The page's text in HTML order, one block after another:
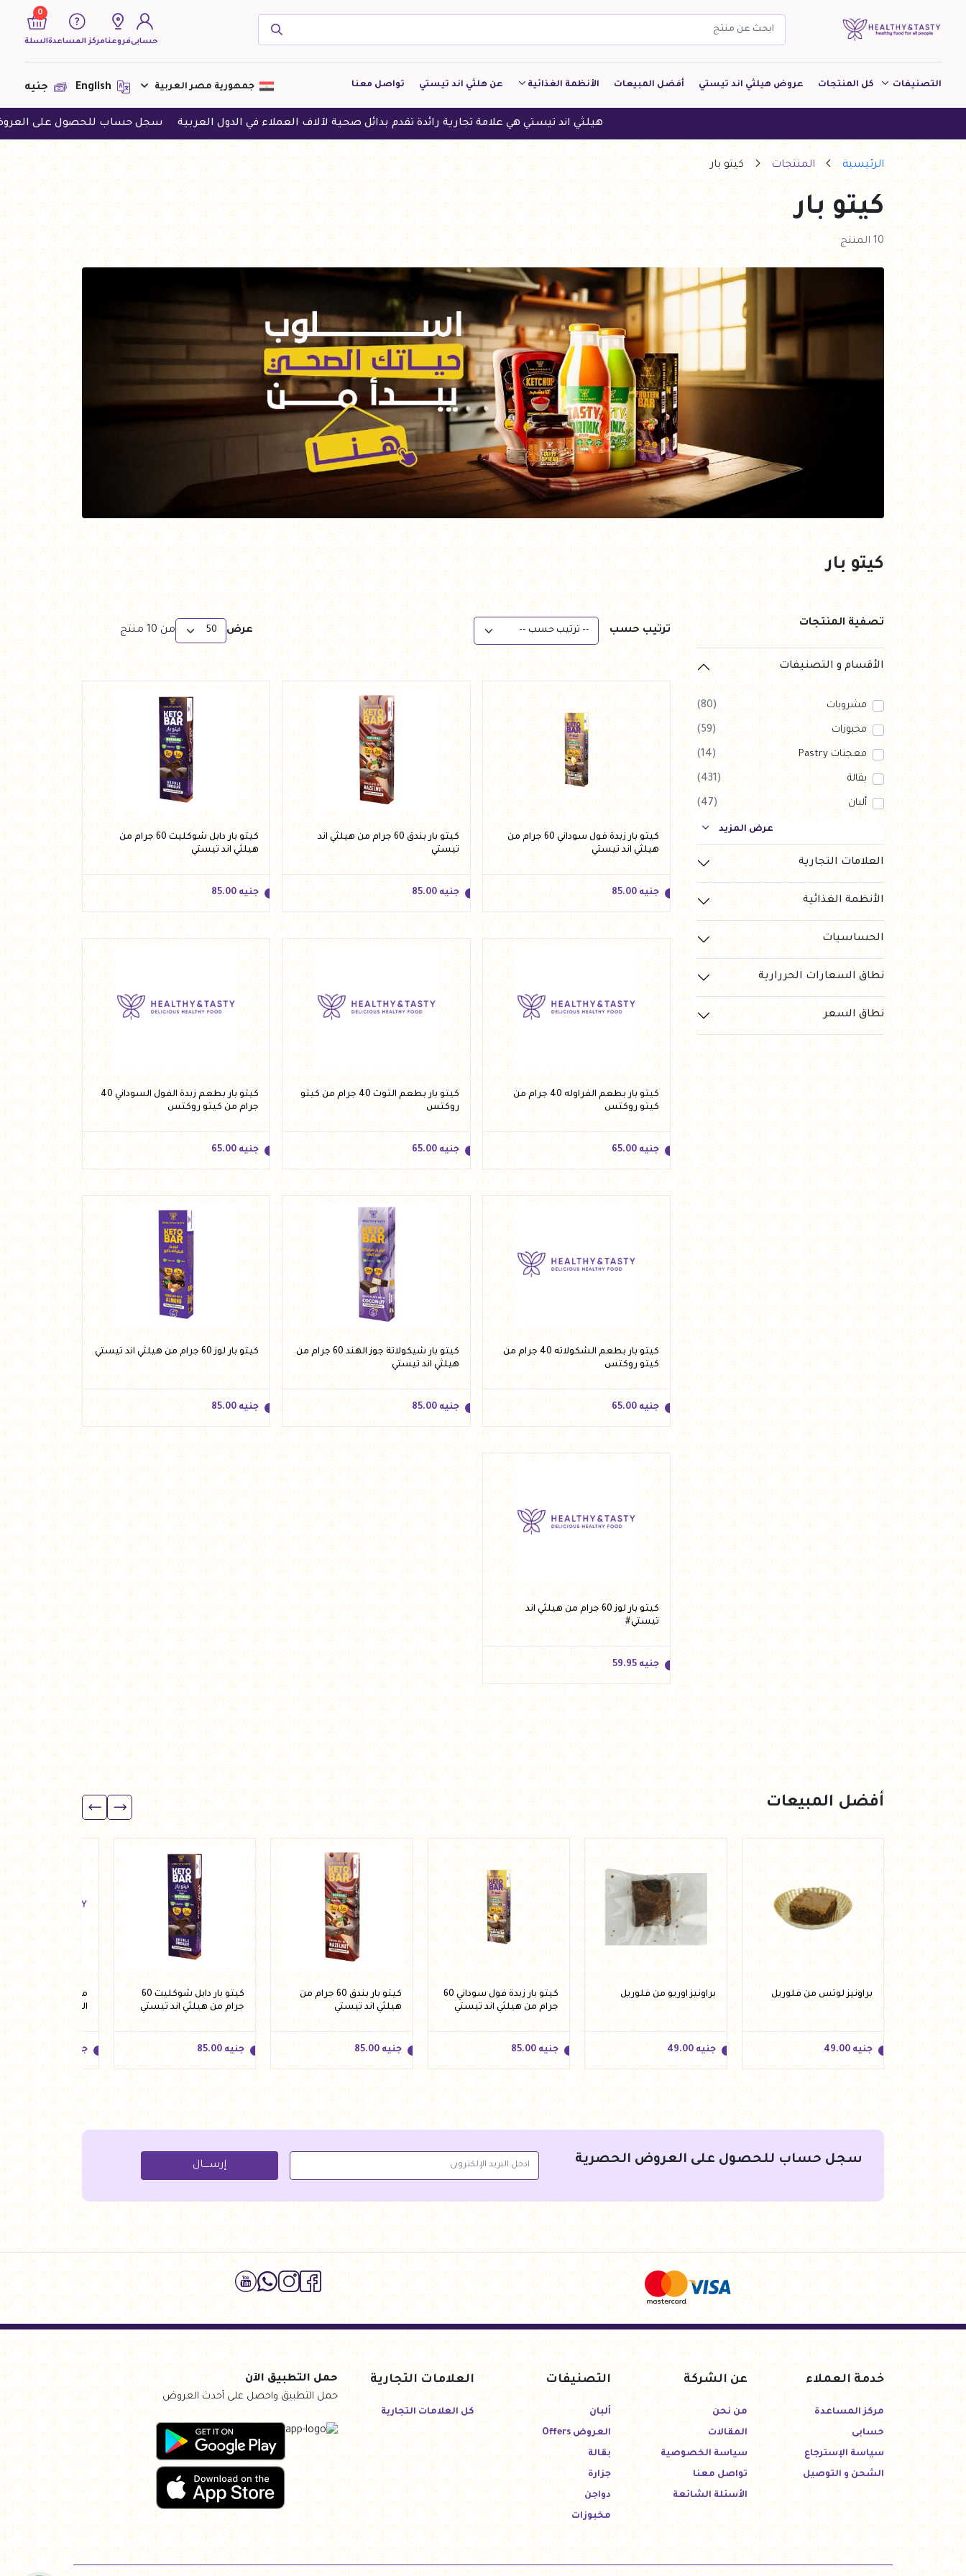
حسابىفروعنامركز المساعدة
0
السلة
لا يوجد منتجات لعرضها فى الوقت
الحالى
التصنيفات
مخبوزات
معجنات Pastry
بقالة
ألبان
بارات طاقة
دواجن
العروض Offers
جزارة
رايس كيك Rice cake
هيلثي كولا
كل المنتجات عروض هيلثي اند تيستي أفضل المبيعات الأنظمة الغذائية
كيتو
منخفض الكربوهيدرات
منخفض البروتين
النباتين
النظام النباتي
عن هلثي اند تيستي تواصل معنا جمهورية مصر العربية جنيه
هيلثي اند تيستي هي علامة تجارية رائدة تقدم بدائل صحية لآلاف العملاء في الدول العربية سجل حساب للحصول على العروض الحصرية
الرئيسية المنتجات كيتو بار
كيتو بار
10 المنتج
كيتو بار
تصفية المنتجات
الأقسام و التصنيفات
مشروبات (80)
مخبوزات (59)
معجنات Pastry (14)
بقالة (431)
ألبان (47)
(123)
دواجن
العروض Offers (1)
جزارة (120)
رايس كيك Rice cake (10)
عرض المزيد
العلامات التجارية
الأنظمة الغذائية
الحساسيات
نطاق السعارات الحررارية
نطاق السعر
ترتيب حسب عرض من10 منتج
كيتو بار زبدة فول سوداني 60 جرام من
هيلثي اند تيستي
جنيه 85.00
جنيه 85.00
كيتو بار بندق 60 جرام من هيلثي اند
تيستي
جنيه 85.00
جنيه 85.00
كيتو بار دابل شوكليت 60 جرام من
هيلثي اند تيستي
جنيه 85.00
جنيه 85.00
كيتو بار بطعم الفراوله 40 جرام من
كيتو روكتس
جنيه 65.00
جنيه 65.00
كيتو بار بطعم التوت 40 جرام من كيتو
روكتس
جنيه 65.00
جنيه
أضف للسلة
كيتو بار بطعم زبدة الفول السوداني 40
جرام من كيتو روكتس
جنيه 65.00
جنيه
أضف للسلة
كيتو بار بطعم الشكولاته 40 جرام من
كيتو روكتس
جنيه 65.00
جنيه 65.00
كيتو بار شيكولاتة جوز الهند 60 جرام من
هيلثي اند تيستي
جنيه 85.00
جنيه 85.00
أضف للسلة
كيتو بار لوز 60 جرام من هيلثي اند تيستي
جنيه 85.00
جنيه 85.00
أضف للسلة
كيتو بار لوز 60 جرام من هيلثي اند
تيستي#
جنيه 59.95
جنيه 59.95
أضف للسلة أفضل المبيعات
روبيان من براونيز لوتس من فلوريل
جنيه 49.00
جنيه 49.00
براونيز اوريو من فلوريل
جنيه 49.00
جنيه 49.00
كيتو بار زبدة فول سوداني 60
جرام من هيلثي اند تيستي
جنيه 85.00
85.00
كيتو بار بندق 60 جرام من
هيلثي اند تيستي
جنيه 85.00
كيتو بار دابل شوكليت 60
جرام من هيلثي اند تيستي
جنيه 85.00
جنيه 85.00
معكرونة شعيرية
الخالية من الغلوتين
250 جرام
جنيه 108.00
جنيه 108.00
أضف
سجل حساب للحصول على العروض الحصرية إرســــال
خدمة العملاء
مركز المساعدة
حسابى
سياسة الإسترجاع
الشحن و التوصيل
عن الشركة
من نحن
المقالات
سياسة الخصوصية
تواصل معنا
الأسئلة الشائعة
التصنيفات
ألبان
العروض Offers
بقالة
جزارة
دواجن
مخبوزات
العلامات التجارية
كل العلامات التجارية
حمل التطبيق الآن
حمل التطبيق واحصل على أحدث العروض